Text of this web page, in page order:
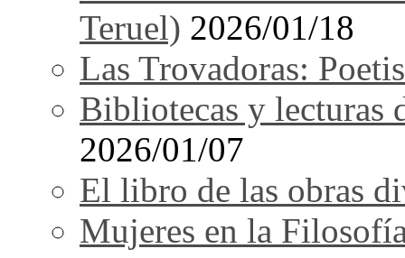
Teruel) 2026/01/18
Las Trovadoras:
Bibliotecas y lecturas
2026/01/07
El libro de las obras
Mujeres en la